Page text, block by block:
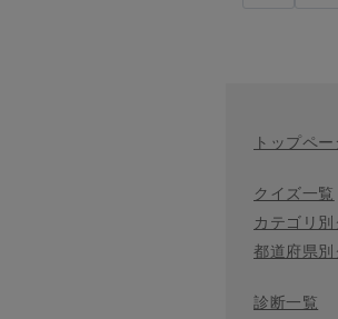
トップペ
クイズ一覧
カテゴリ
都道府県
診断一覧